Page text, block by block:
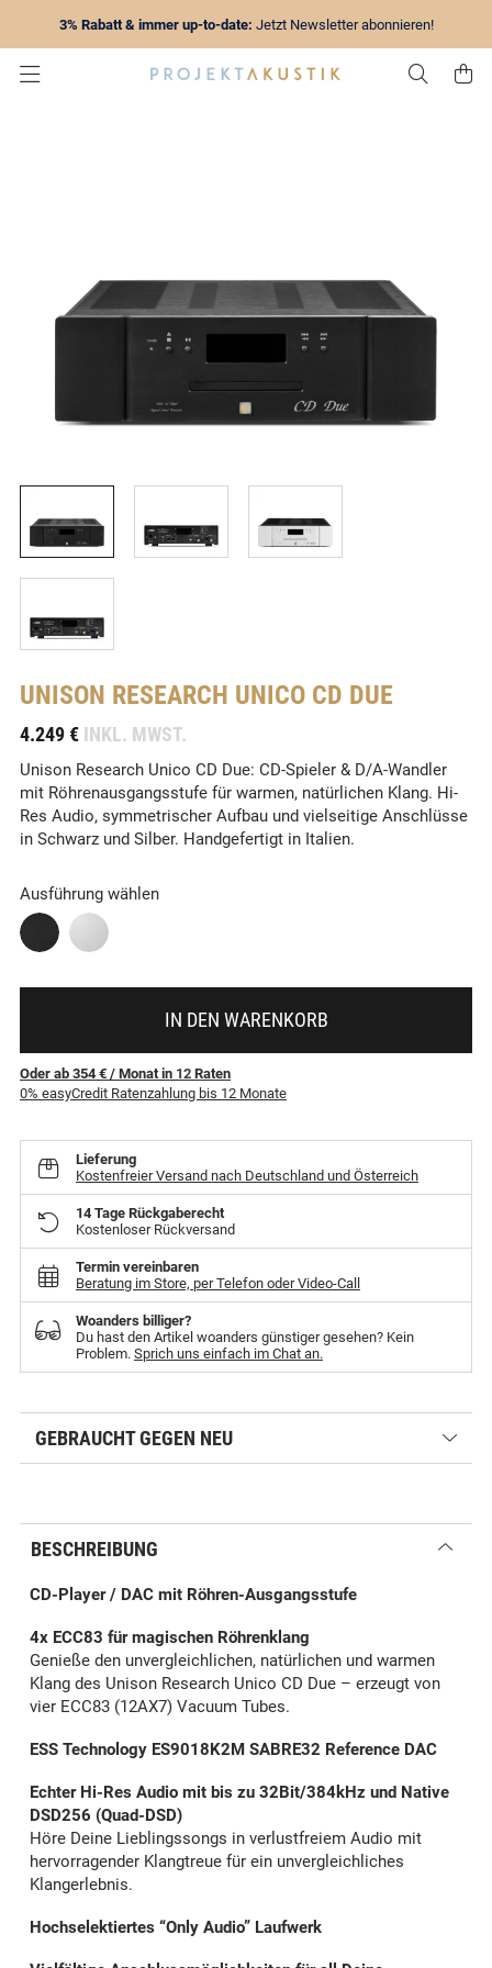
3% Rabatt & immer up-to-date: Jetzt Newsletter abonnieren!
Zur
UNISON RESEARCH UNICO CD DUE
4.249 € INKL. MWST.
Unison Research Unico CD Due: CD-Spieler & D/A-Wandler
mit Röhrenausgangsstufe für warmen, natürlichen Klang. Hi-
Res Audio, symmetrischer Aufbau und vielseitige Anschlüsse
in Schwarz und Silber. Handgefertigt in Italien.
Ausführung wählen
IN DEN WARENKORB
Oder ab 354 € / Monatin 12 Raten
0% easyCredit Ratenzahlung bis 12 Monate
Lieferung
Kostenfreier Versand nach Deutschland und Österreich
14 Tage Rückgaberecht
Kostenloser Rückversand
Termin vereinbaren
Beratung im Store, per Telefon oder Video-Call
Woanders billiger?
Du hast den Artikel woanders günstiger gesehen? Kein
Problem. Sprich uns einfach im Chat an.
GEBRAUCHT GEGEN NEU
BESCHREIBUNG
CD-Player / DAC mit Röhren-Ausgangsstufe
4x ECC83 für magischen Röhrenklang
Genieße den unvergleichlichen, natürlichen und warmen
Klang des Unison Research Unico CD Due – erzeugt von
vier ECC83 (12AX7) Vacuum Tubes.
ESS Technology ES9018K2M SABRE32 Reference DAC
Echter Hi-Res Audio mit bis zu 32Bit/384kHz und Native
DSD256 (Quad-DSD)
Höre Deine Lieblingssongs in verlustfreiem Audio mit
hervorragender Klangtreue für ein unvergleichliches
Klangerlebnis.
Hochselektiertes “Only Audio” Laufwerk